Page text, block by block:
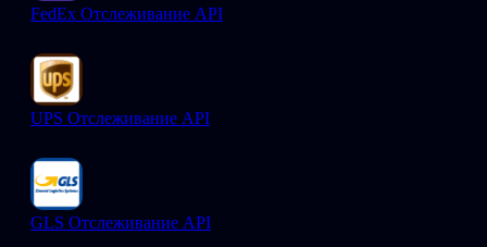
FedEx Отслеживание API
UPS Отслеживание API
GLS Отслеживание API